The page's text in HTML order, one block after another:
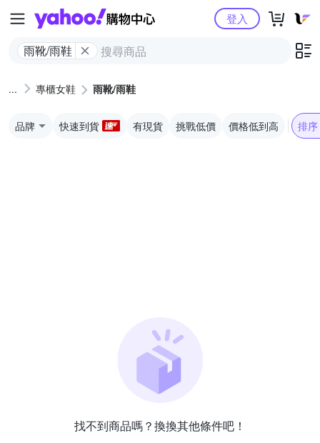
Yahoo購物中心
雨靴/雨鞋
登入
專櫃女鞋 雨靴/雨鞋
品牌 快速到貨 有現貨 挑戰低價 價格低到高 排序
找不到商品嗎？換換其他條件吧！